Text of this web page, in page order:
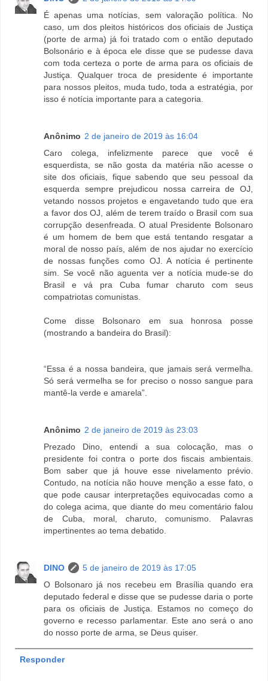
É apenas uma notícias, sem valoração política. No
caso, um dos pleitos históricos dos oficiais de Justiça
(porte de arma) já foi tratado com o então deputado
Bolsonário e à época ele disse que se pudesse dava
com toda certeza o porte de arma para os oficiais de
Justiça. Qualquer troca de presidente é importante
para nossos pleitos, muda tudo, toda a estratégia, por
isso é notícia importante para a categoria.
Anônimo 2 de janeiro de 2019 às 16:04
Caro colega, infelizmente parece que você é
esquerdista, se não gosta da matéria não acesse o
site dos oficiais, fique sabendo que seu pessoal da
esquerda sempre prejudicou nossa carreira de OJ,
vetando nossos projetos e engavetando tudo que era
a favor dos OJ, além de terem traído o Brasil com sua
corrupção desenfreada. O atual Presidente Bolsonaro
é um homem de bem que está tentando resgatar a
moral de nosso país, além de nos ajudar no exercício
de nossas funções como OJ. A notícia é pertinente
sim. Se você não aguenta ver a notícia mude-se do
Brasil e vá pra Cuba fumar charuto com seus
compatriotas comunistas.
Come disse Bolsonaro em sua honrosa posse
(mostrando a bandeira do Brasil):
“Essa é a nossa bandeira, que jamais será vermelha.
Só será vermelha se for preciso o nosso sangue para
mantê-la verde e amarela”.
Anônimo 2 de janeiro de 2019 às 23:03
Prezado Dino, entendi a sua colocação, mas o
presidente foi contra o porte dos fiscais ambientais.
Bom saber que já houve esse nivelamento prévio.
Contudo, na notícia não houve menção a esse fato, o
que pode causar interpretações equivocadas como a
do colega acima, que diante do meu comentário falou
de Cuba, moral, charuto, comunismo. Palavras
impertinentes ao tema debatido.
DINO
5 de janeiro de 2019 às 17:05
O Bolsonaro já nos recebeu em Brasília quando era
deputado federal e disse que se pudesse daria o porte
para os oficiais de Justiça. Estamos no começo do
governo e recesso parlamentar. Este ano será o ano
do nosso porte de arma, se Deus quiser.
Responder